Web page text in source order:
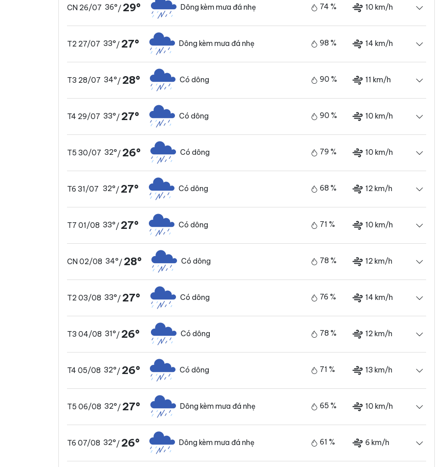
CN 26/07 36°/ 29° Dông kèm mưa đá nhẹ 74 % 10 km/h
T2 27/07 33°/ 27° Dông kèm mưa đá nhẹ 98 % 14 km/h
T3 28/07 34°/ 28° Có dông 90 % 11 km/h
T4 29/07 33°/ 27° Có dông 90 % 10 km/h
T5 30/07 32°/ 26° Có dông 79 % 10 km/h
T6 31/07 32°/ 27° Có dông 68 % 12 km/h
T7 01/08 33°/ 27° Có dông 71 % 10 km/h
CN 02/08 34°/ 28° Có dông 78 % 12 km/h
T2 03/08 33°/ 27° Có dông 76 % 14 km/h
T3 04/08 31°/ 26° Có dông 78 % 12 km/h
T4 05/08 32°/ 26° Có dông 71 % 13 km/h
T5 06/08 32°/ 27° Dông kèm mưa đá nhẹ 65 % 10 km/h
T6 07/08 32°/ 26° Dông kèm mưa đá nhẹ 61 % 6 km/h